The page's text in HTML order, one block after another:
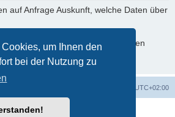
um Ihnen den
bei der Nutzung zu
auf Anfrage Auskunft, welche Daten über
Löschung bzw. Sperrung Ihrer Daten
hierzu bitte den Betreiber.
UTC+02:00
® Forum Software © phpBB Limited